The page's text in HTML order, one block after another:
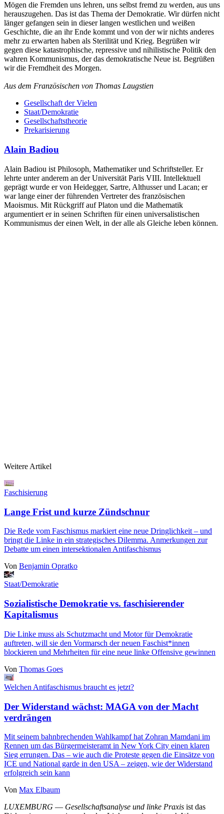
Mögen die Fremden uns lehren, uns selbst fremd zu werden, aus uns
herauszugehen. Das ist das Thema der Demokratie. Wir dürfen nicht
länger gefangen sein in dieser langen westlichen und weißen
Geschichte, die an ihr Ende kommt und von der wir nichts anderes
mehr zu erwarten haben als Sterilität und Krieg. Begrüßen wir
gegen diese katastrophische, repressive und nihilistische Politik den
wahren Kommunismus, der das demokratische Neue ist. Begrüßen
wir die Fremdheit des Morgen.
Aus dem Französischen von Thomas Laugstien
Gesellschaft der Vielen
Staat/Demokratie
Gesellschaftstheorie
Prekarisierung
Alain Badiou
Alain Badiou ist Philosoph, Mathematiker und Schriftsteller. Er
lehrte unter anderem an der Universität Paris VIII. Intellektuell
geprägt wurde er von Heidegger, Sartre, Althusser und Lacan; er
war lange einer der führenden Vertreter des französischen
Maoismus. Mit Rückgriff auf Platon und die Mathematik
argumentiert er in seinen Schriften für einen universalistischen
Kommunismus der einen Welt, in der alle als Gleiche leben können.
Weitere Artikel
Faschisierung
Lange Frist und kurze Zündschnur
Die Rede vom Faschismus markiert eine neue Dringlichkeit – und
bringt die Linke in ein strategisches Dilemma. Anmerkungen zur
Debatte um einen intersektionalen Antifaschismus
Von Benjamin Opratko
Staat/Demokratie
Sozialistische Demokratie vs. faschisierender
Kapitalismus
Die Linke muss als Schutzmacht und Motor für Demokratie
auftreten, will sie den Vormarsch der neuen Faschist*innen
blockieren und Mehrheiten für eine neue linke Offensive gewinnen
Von Thomas Goes
Welchen Antifaschismus braucht es jetzt?
Der Widerstand wächst: MAGA von der Macht
verdrängen
Mit seinem bahnbrechenden Wahlkampf hat Zohran Mamdani im
Rennen um das Bürgermeisteramt in New York City einen klaren
Sieg errungen. Das – wie auch die Proteste gegen die Einsätze von
ICE und National garde in den USA – zeigen, wie der Widerstand
erfolgreich sein kann
Von Max Elbaum
LUXEMBURG — Gesellschaftsanalyse und linke Praxis ist das